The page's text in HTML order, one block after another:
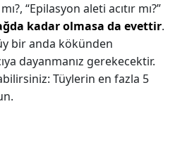
“Epilasyon aleti acıtır mı?”
kadar olmasa da evettir.
bir anda kökünden
dayanmanız gerekecektir.
Tüylerin en fazla 5